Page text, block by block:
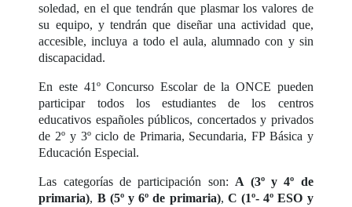
soledad, en el que tendrán que plasmar los valores de
su equipo, y tendrán que diseñar una actividad que,
accesible, incluya a todo el aula, alumnado con y sin
discapacidad.
En este 41º Concurso Escolar de la ONCE pueden
participar todos los estudiantes de los centros
educativos españoles públicos, concertados y privados
de 2º y 3º ciclo de Primaria, Secundaria, FP Básica y
Educación Especial.
Las categorías de participación son: A (3º y 4º de
primaria), B (5º y 6º de primaria), C (1º- 4º ESO y